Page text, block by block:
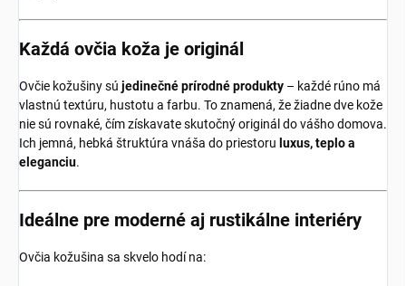
Každá ovčia koža je originál
Ovčie kožušiny sú jedinečné prírodné produkty – každé rúno má
vlastnú textúru, hustotu a farbu. To znamená, že žiadne dve kože
nie sú rovnaké, čím získavate skutočný originál do vášho domova.
Ich jemná, hebká štruktúra vnáša do priestoru luxus, teplo a
eleganciu.
Ideálne pre moderné aj rustikálne interiéry
Ovčia kožušina sa skvelo hodí na: